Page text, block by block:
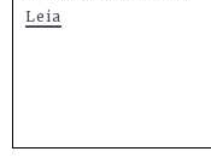
Leia